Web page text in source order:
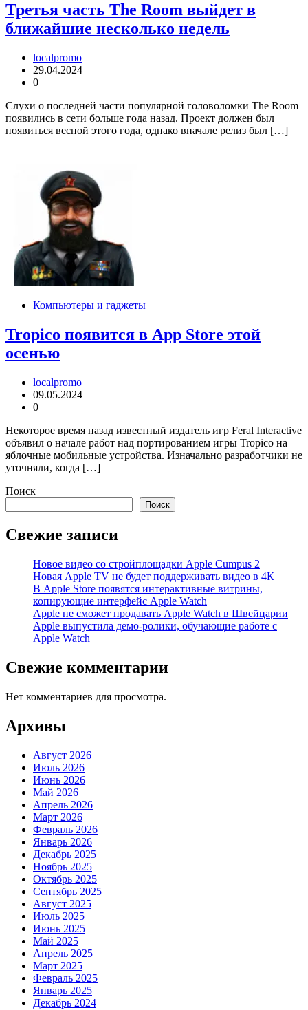
Третья часть The Room выйдет в
ближайшие несколько недель
localpromo
29.04.2024
0
Слухи о последней части популярной головоломки The Room
появились в сети больше года назад. Проект должен был
появиться весной этого года, однако вначале релиз был […]
Компьютеры и гаджеты
Tropico появится в App Store этой
осенью
localpromo
09.05.2024
0
Некоторое время назад известный издатель игр Feral Interactive
объявил о начале работ над портированием игры Tropico на
яблочные мобильные устройства. Изначально разработчики не
уточняли, когда […]
Поиск
Поиск
Свежие записи
Новое видео со стройплощадки Apple Cumpus 2
Новая Apple TV не будет поддерживать видео в 4К
В Apple Store появятся интерактивные витрины,
копирующие интерфейс Apple Watch
Apple не сможет продавать Apple Watch в Швейцарии
Apple выпустила демо-ролики, обучающие работе с
Apple Watch
Свежие комментарии
Нет комментариев для просмотра.
Архивы
Август 2026
Июль 2026
Июнь 2026
Май 2026
Апрель 2026
Март 2026
Февраль 2026
Январь 2026
Декабрь 2025
Ноябрь 2025
Октябрь 2025
Сентябрь 2025
Август 2025
Июль 2025
Июнь 2025
Май 2025
Апрель 2025
Март 2025
Февраль 2025
Январь 2025
Декабрь 2024